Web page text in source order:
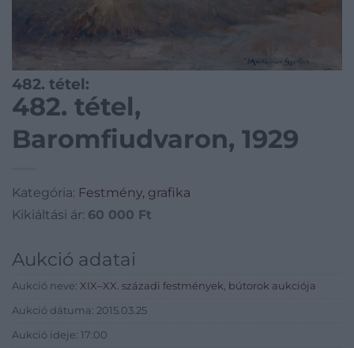
482. tétel:
482. tétel,
Baromfiudvaron, 1929
Kategória: Festmény, grafika
Kikiáltási ár: 60 000 Ft
Aukció adatai
Aukció neve: XIX–XX. századi festmények, bútorok aukciója
Aukció dátuma: 2015.03.25
Aukció ideje: 17:00